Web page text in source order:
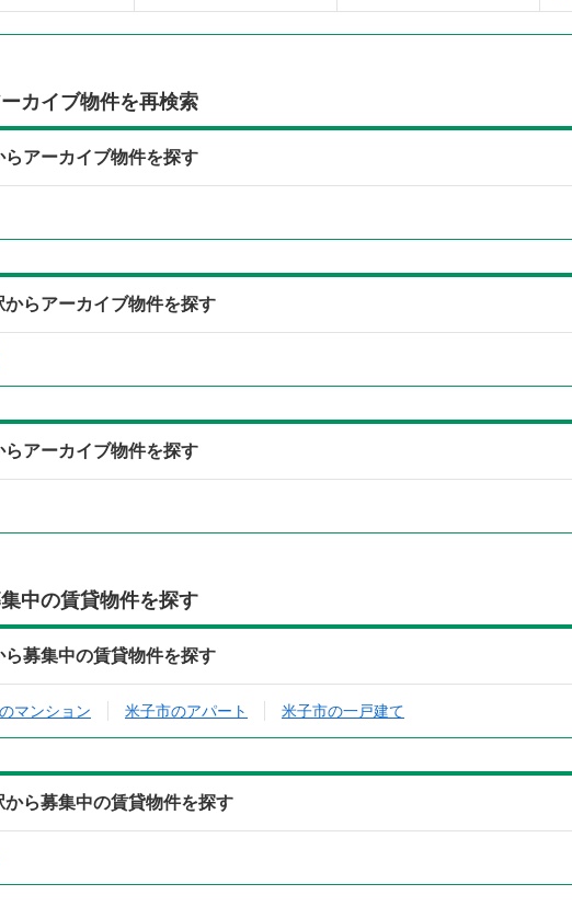
カイブ物件を再検索
アーカイブ物件を探す
らアーカイブ物件を探す
アーカイブ物件を探す
中の賃貸物件を探す
募集中の賃貸物件を探す
マンション 米子市のアパート 米子市の一戸建て
ら募集中の賃貸物件を探す